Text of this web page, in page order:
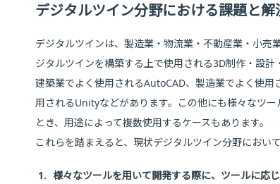
デジタルツイン分野における課題と解
デジタルツインは、製造業・物流業・不動産業・小
ジタルツインを構築する上で使用される3D制作・設
建築業でよく使用されるAutoCAD、製造業でよく使
用されるUnityなどがあります。この他にも様々なツ
とき、用途によって複数使用するケースもあります。
これらを踏まえると、現状デジタルツイン分野におい
1. 様々なツールを用いて開発する際に、ツールに応